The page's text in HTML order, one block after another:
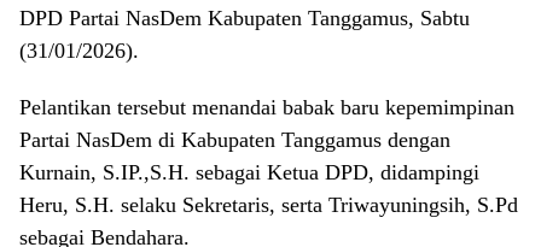
DPD Partai NasDem Kabupaten Tanggamus, Sabtu
(31/01/2026).
Pelantikan tersebut menandai babak baru kepemimpinan
Partai NasDem di Kabupaten Tanggamus dengan
Kurnain, S.IP.,S.H. sebagai Ketua DPD, didampingi
Heru, S.H. selaku Sekretaris, serta Triwayuningsih, S.Pd
sebagai Bendahara.